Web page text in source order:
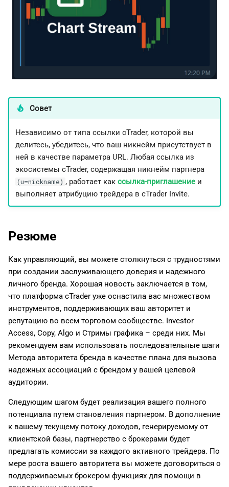
Совет
Независимо от типа ссылки cTrader, которой вы
делитесь, убедитесь, что ваш никнейм присутствует в
ней в качестве параметра URL. Любая ссылка из
экосистемы cTrader, содержащая никнейм партнера
(u=nickname) , работает как ссылка-приглашение и
выполняет атрибуцию трейдера в cTrader Invite.
Резюме
Как управляющий, вы можете столкнуться с трудностями
при создании заслуживающего доверия и надежного
личного бренда. Хорошая новость заключается в том,
что платформа cTrader уже оснастила вас множеством
инструментов, поддерживающих ваш авторитет и
репутацию во всем торговом сообществе. Investor
Access, Copy, Algo и Стримы графика – среди них. Мы
рекомендуем вам использовать последовательные шаги
Метода авторитета бренда в качестве плана для вызова
надежных ассоциаций с брендом у вашей целевой
аудитории.
Следующим шагом будет реализация вашего полного
потенциала путем становления партнером. В дополнение
к вашему текущему потоку доходов, генерируемому от
клиентской базы, партнерство с брокерами будет
предлагать комиссии за каждого активного трейдера. По
мере роста вашего авторитета вы можете договориться о
поддерживаемых брокером функциях для помощи в